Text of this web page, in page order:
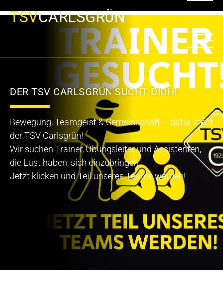
TSVCARLSGRÜN
DER TSV CARLSGRÜN SUCHT DICH!
Bewegung, Teamgeist & Gemeinschaft – dafür steht
der TSV Carlsgrün!
Wir suchen Trainer, Übungsleiter und Assistenten,
die Lust haben, sich einzubringen.
Jetzt klicken und Teil unseres Teams werden!